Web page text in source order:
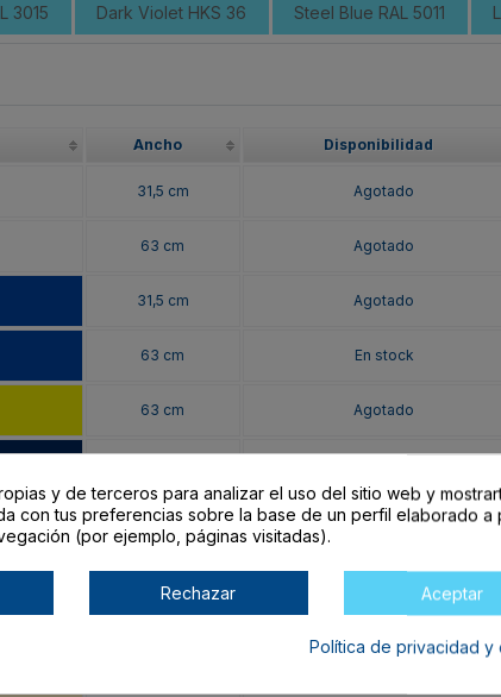
3015 Dark Violet HKS 36 Steel Blue RAL 5011
Ancho Disponibilidad
31,5 cm Agotado
63 cm Agotado
31,5 cm Agotado
63 cm En stock
63 cm Agotado
63 cm En stock
31,5 cm Agotado
y de terceros para analizar el uso del sitio web y
con tus preferencias sobre la base de un perfil elaborado a
(por ejemplo, páginas visitadas).
Rechazar Aceptar
Política de privacidad y